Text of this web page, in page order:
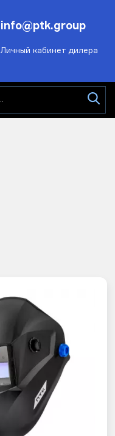
Личный кабинет дилера
info@ptk.group